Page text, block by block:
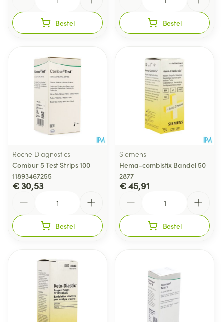
Bestel Bestel
Roche Diagnostics
Combur 5 Test Strips 100
11893467255
€ 30,53
Bestel
Siemens
Hema-combistix Bandel 50
2877
€ 45,91
Bestel